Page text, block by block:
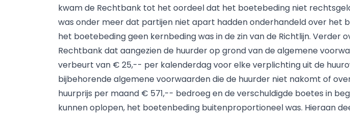
kwam de Rechtbank tot het oordeel dat het boetebeding niet
was onder meer dat partijen niet apart hadden onderhandeld over het
het boetebeding geen kernbeding was in de zin van de Richtlijn. Verder
Rechtbank dat aangezien de huurder op grond van de algemene
verbeurt van € 25,-- per kalenderdag voor elke verplichting uit de
bijbehorende algemene voorwaarden die de huurder niet nakomt of
huurprijs per maand € 571,-- bedroeg en de verschuldigde boetes in
kunnen oplopen, het boetenbeding buitenproportioneel was. Hieraan